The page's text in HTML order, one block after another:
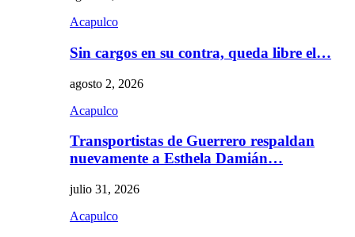
Acapulco
Sin cargos en su contra, queda libre el…
agosto 2, 2026
Acapulco
Transportistas de Guerrero respaldan
nuevamente a Esthela Damián…
julio 31, 2026
Acapulco